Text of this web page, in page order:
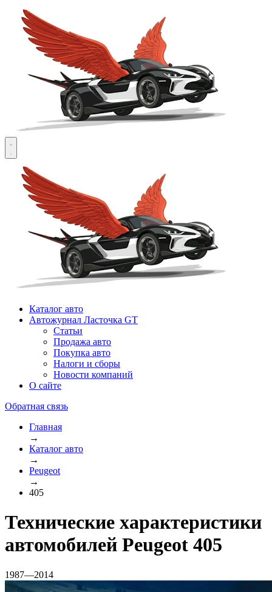
Каталог авто
Автожурнал Ласточка GT
Статьи
Продажа авто
Покупка авто
Налоги и сборы
Новости компаний
О сайте
Обратная связь
Главная
→
Каталог авто
→
Peugeot
→
405
Технические характеристики
автомобилей Peugeot 405
1987—2014